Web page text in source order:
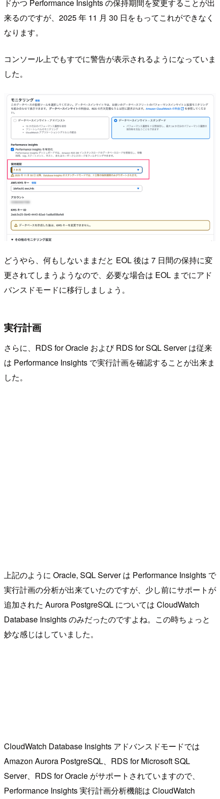
ドかつ Performance Insights の保持期間を変更することが出
来るのですが、2025 年 11 月 30 日をもってこれができなく
なります。
コンソール上でもすでに警告が表示されるようになっていま
した。
どうやら、何もしないままだと EOL 後は 7 日間の保持に変
更されてしまうようなので、必要な場合は EOL までにアド
バンスドモードに移行しましょう。
実行計画
さらに、RDS for Oracle および RDS for SQL Server は従来
は Performance Insights で実行計画を確認することが出来ま
した。
上記のように Oracle, SQL Server は Performance Insights で
実行計画の分析が出来ていたのですが、少し前にサポートが
追加された Aurora PostgreSQL については CloudWatch
Database Insights のみだったのですよね。この時ちょっと
妙な感じはしていました。
CloudWatch Database Insights アドバンスドモードでは
Amazon Aurora PostgreSQL、RDS for Microsoft SQL
Server、RDS for Oracle がサポートされていますので、
Performance Insights 実行計画分析機能は CloudWatch